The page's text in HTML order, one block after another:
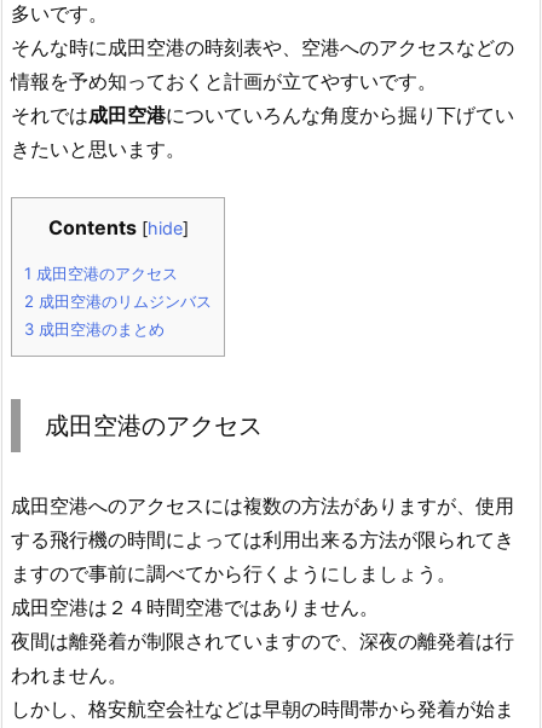
多いです。
そんな時に成田空港の時刻表や、空港へのアクセスなどの
情報を予め知っておくと計画が立てやすいです。
それでは成田空港についていろんな角度から掘り下げてい
きたいと思います。
Contents [hide]
1 成田空港のアクセス
2 成田空港のリムジンバス
3 成田空港のまとめ
成田空港のアクセス
成田空港へのアクセスには複数の方法がありますが、使用
する飛行機の時間によっては利用出来る方法が限られてき
ますので事前に調べてから行くようにしましょう。
成田空港は２４時間空港ではありません。
夜間は離発着が制限されていますので、深夜の離発着は行
われません。
しかし、格安航空会社などは早朝の時間帯から発着が始ま